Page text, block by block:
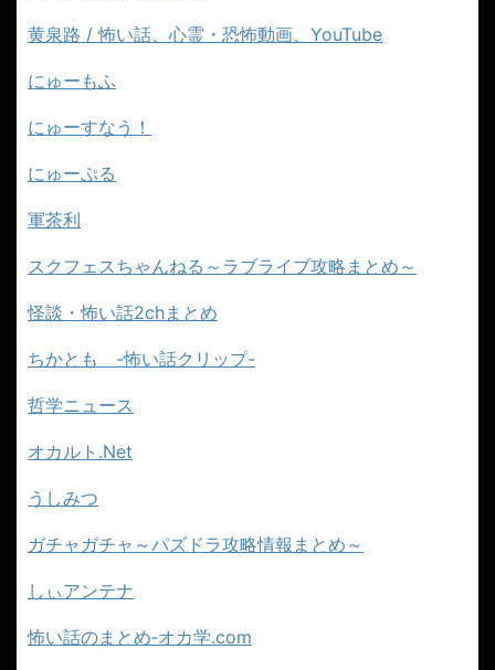
黄泉路 / 怖い話、心霊・恐怖動画、YouTube
にゅーもふ
にゅーすなう！
にゅーぷる
軍茶利
スクフェスちゃんねる～ラブライブ攻略まとめ～
怪談・怖い話2chまとめ
ちかとも -怖い話クリップ-
哲学ニュース
オカルト.Net
うしみつ
ガチャガチャ～パズドラ攻略情報まとめ～
しぃアンテナ
怖い話のまとめ‐オカ学.com